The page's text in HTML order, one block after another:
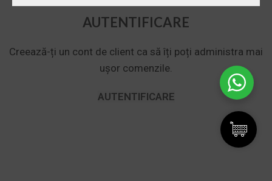
AUTENTIFICARE
Creează-ți un cont de client ca să îți poți administra mai
ușor comenzile.
AUTENTIFICARE